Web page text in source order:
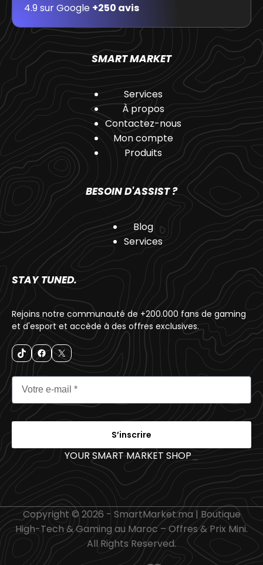
4.9 sur Google +250 avis
SMART MARKET
Services
À propos
Contactez-nous
Mon compte
Produits
BESOIN D'ASSIST ?
Blog
Services
STAY TUNED.
Rejoins notre communauté de +200.000 fans de gaming
et d'esport et accède à des offres exclusives.
S’inscrire
YOUR SMART MARKET SHOP _
Copyright © 2026 - SmartMarket.ma | Boutique
High-Tech & Gaming au Maroc – Offres & Prix Mini.
All Rights Reserved.